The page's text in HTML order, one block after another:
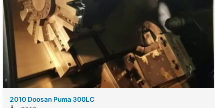
2010 Doosan Puma 300LC